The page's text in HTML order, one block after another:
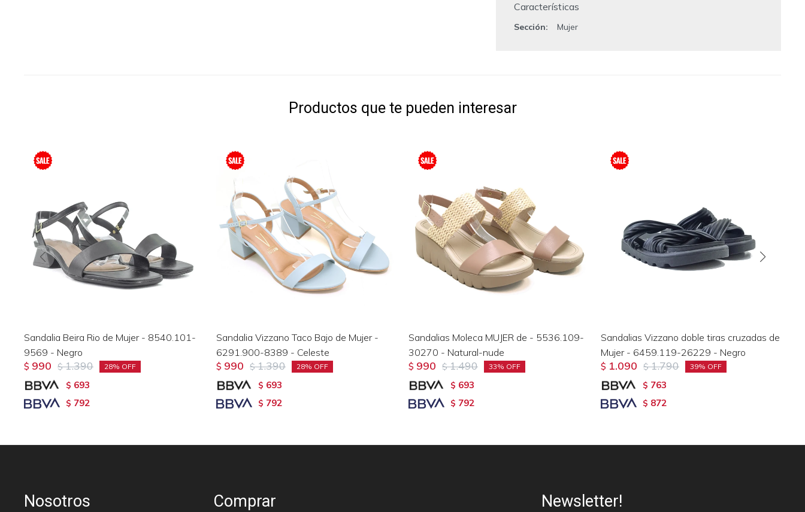
Características
Sección Mujer
Productos que te pueden interesar
Sandalia Beira Rio de Mujer - 8540.101-
9569 - Negro
$ 990 $ 1.390 28
$ 693
$ 792
Sandalia Vizzano Taco Bajo de Mujer -
6291.900-8389 - Celeste
$ 990 $ 1.390 28
$ 693
$ 792
Sandalias Moleca MUJER de - 5536.109-
30270 - Natural-nude
$ 990 $ 1.490 33
$ 693
$ 792
Sandalias Vizzano doble tiras cruzadas de
Mujer - 6459.119-26229 - Negro
$ 1.090 $ 1.790 39
$ 763
$ 872
Nosotros Comprar Newsletter!